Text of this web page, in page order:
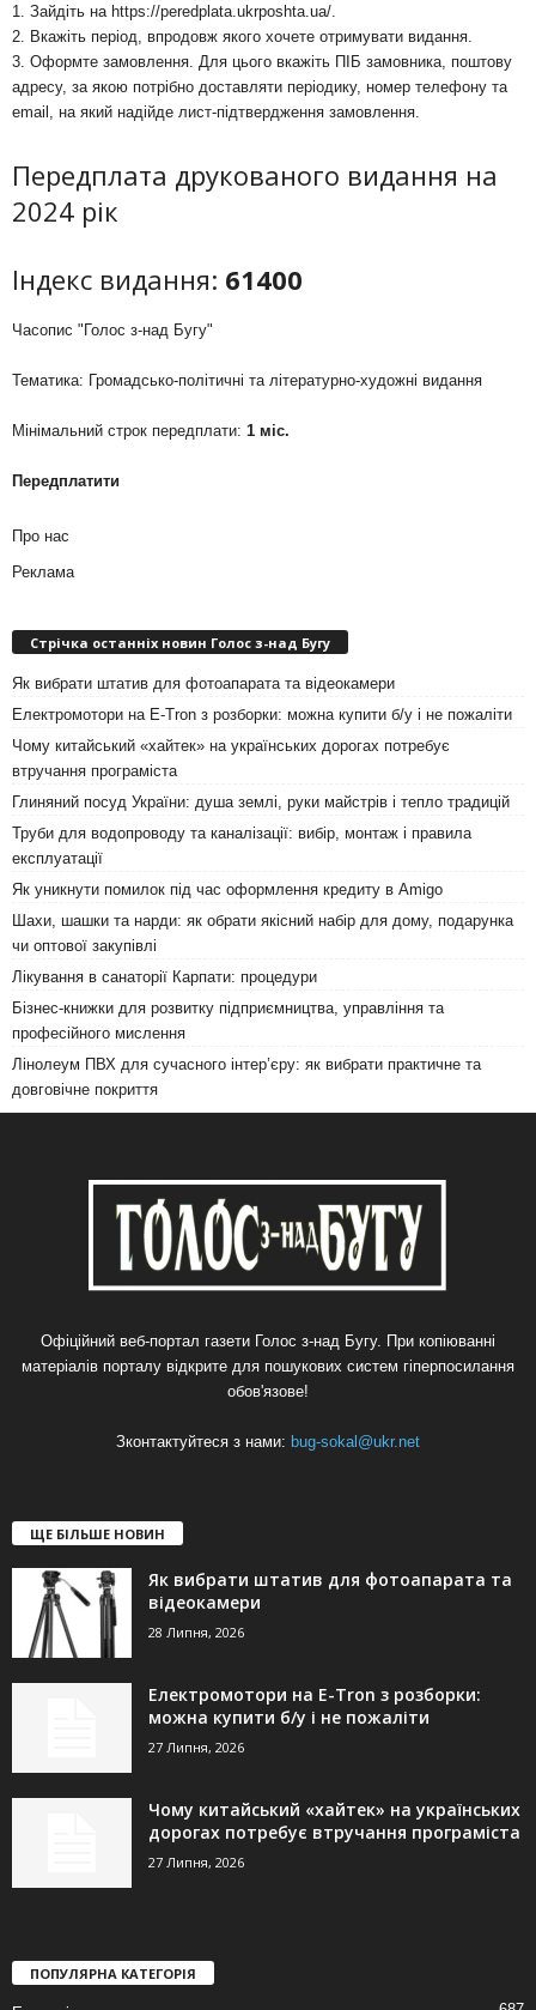
1. Зайдіть на https://peredplata.ukrposhta.ua/.
2. Вкажіть період, впродовж якого хочете отримувати видання.
3. Оформте замовлення. Для цього вкажіть ПІБ замовника, поштову
адресу, за якою потрібно доставляти періодику, номер телефону та
email, на який надійде лист-підтвердження замовлення.
Передплата друкованого видання на
2024 рік
Індекс видання: 61400
Часопис "Голос з-над Бугу"
Тематика: Громадсько-політичні та літературно-художні видання
Мінімальний строк передплати: 1 міс.
Передплатити
Про нас
Реклама
Стрічка останніх новин Голос з-над Бугу
Як вибрати штатив для фотоапарата та відеокамери
Електромотори на E-Tron з розборки: можна купити б/у і не пожаліти
Чому китайський «хайтек» на українських дорогах потребує
втручання програміста
Глиняний посуд України: душа землі, руки майстрів і тепло традицій
Труби для водопроводу та каналізації: вибір, монтаж і правила
експлуатації
Як уникнути помилок під час оформлення кредиту в Amigo
Шахи, шашки та нарди: як обрати якісний набір для дому, подарунка
чи оптової закупівлі
Лікування в санаторії Карпати: процедури
Бізнес-книжки для розвитку підприємництва, управління та
професійного мислення
Лінолеум ПВХ для сучасного інтер’єру: як вибрати практичне та
довговічне покриття
Офіційний веб-портал газети Голос з-над Бугу. При копіюванні
матеріалів порталу відкрите для пошукових систем гіперпосилання
обов'язове!
Зконтактуйтеся з нами: bug-sokal@ukr.net
ЩЕ БІЛЬШЕ НОВИН
Як вибрати штатив для фотоапарата та
відеокамери
28 Липня, 2026
Електромотори на E-Tron з розборки:
можна купити б/у і не пожаліти
27 Липня, 2026
Чому китайський «хайтек» на українських
дорогах потребує втручання програміста
27 Липня, 2026
ПОПУЛЯРНА КАТЕГОРІЯ